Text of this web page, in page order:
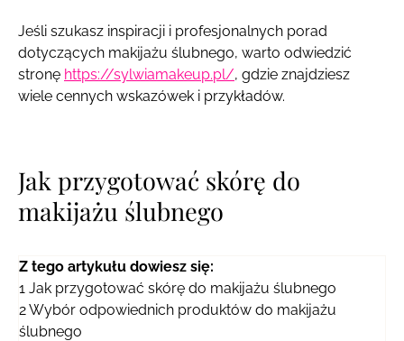
Jeśli szukasz inspiracji i profesjonalnych porad
dotyczących makijażu ślubnego, warto odwiedzić
stronę https://sylwiamakeup.pl/, gdzie znajdziesz
wiele cennych wskazówek i przykładów.
Jak przygotować skórę do
makijażu ślubnego
Z tego artykułu dowiesz się:
1 Jak przygotować skórę do makijażu ślubnego
2Wybór odpowiednich produktów do makijażu
ślubnego